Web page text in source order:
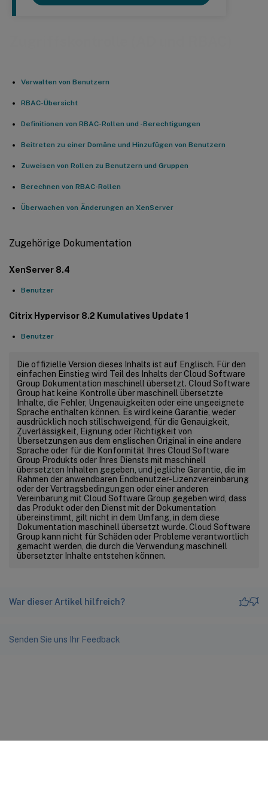
Verwalten von Benutzern
RBAC-Übersicht
Definitionen von RBAC-Rollen und -Berechtigungen
Beitreten zu einer Domäne und Hinzufügen von Benutzern
Zuweisen von Rollen zu Benutzern und Gruppen
Berechnen von RBAC-Rollen
Überwachen von Änderungen an XenServer
Zugehörige Dokumentation
XenServer 8.4
Benutzer
Citrix Hypervisor 8.2 Kumulatives Update 1
Benutzer
Die offizielle Version dieses Inhalts ist auf Englisch. Für den
einfachen Einstieg wird Teil des Inhalts der Cloud Software
Group Dokumentation maschinell übersetzt. Cloud Software
Group hat keine Kontrolle über maschinell übersetzte
Inhalte, die Fehler, Ungenauigkeiten oder eine ungeeignete
Sprache enthalten können. Es wird keine Garantie, weder
ausdrücklich noch stillschweigend, für die Genauigkeit,
Zuverlässigkeit, Eignung oder Richtigkeit von
Übersetzungen aus dem englischen Original in eine andere
Sprache oder für die Konformität Ihres Cloud Software
Group Produkts oder Ihres Diensts mit maschinell
übersetzten Inhalten gegeben, und jegliche Garantie, die im
Rahmen der anwendbaren Endbenutzer-Lizenzvereinbarung
oder der Vertragsbedingungen oder einer anderen
Vereinbarung mit Cloud Software Group gegeben wird, dass
das Produkt oder den Dienst mit der Dokumentation
übereinstimmt, gilt nicht in dem Umfang, in dem diese
Dokumentation maschinell übersetzt wurde. Cloud Software
Group kann nicht für Schäden oder Probleme verantwortlich
gemacht werden, die durch die Verwendung maschinell
übersetzter Inhalte entstehen können.
War dieser Artikel hilfreich?
Senden Sie uns Ihr Feedback